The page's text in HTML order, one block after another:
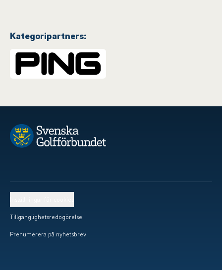
Kategoripartners:
Tillgänglighetsredogörelse
Prenumerera på nyhetsbrev